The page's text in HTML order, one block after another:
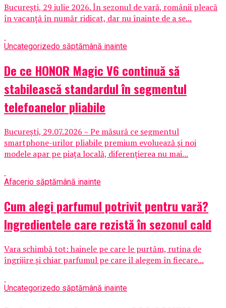
București, 29 iulie 2026. În sezonul de vară, românii pleacă
în vacanță în număr ridicat, dar nu înainte de a se...
Uncategorizedo săptămână inainte
De ce HONOR Magic V6 continuă să
stabilească standardul în segmentul
telefoanelor pliabile
București, 29.07.2026 – Pe măsură ce segmentul
smartphone-urilor pliabile premium evoluează și noi
modele apar pe piața locală, diferențierea nu mai...
Afacerio săptămână inainte
Cum alegi parfumul potrivit pentru vară?
Ingredientele care rezistă în sezonul cald
Vara schimbă tot: hainele pe care le purtăm, rutina de
îngrijire și chiar parfumul pe care îl alegem în fiecare...
Uncategorizedo săptămână inainte